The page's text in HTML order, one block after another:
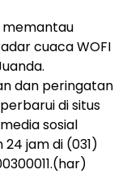
memantau
cuaca WOFI
dan peringatan
di situs
sosial
jam di (031)